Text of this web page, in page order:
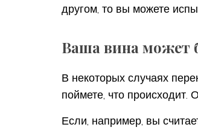
другом, то вы можете
Ваша вина может
В некоторых случаях
поймете, что
Если, например, вы